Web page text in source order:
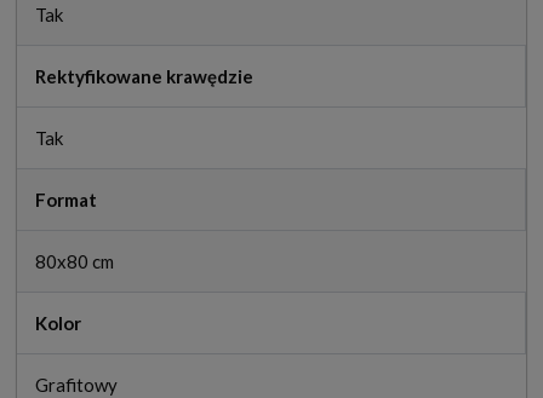
Tak
Rektyfikowane krawędzie
Tak
Format
80x80 cm
Kolor
Grafitowy